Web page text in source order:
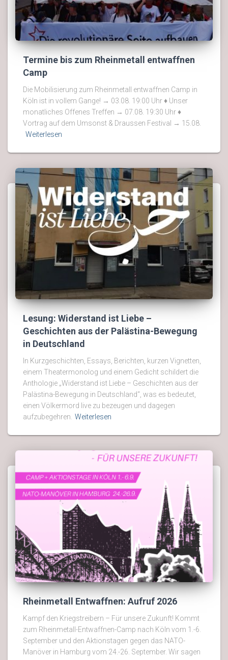
Termine bis zum Rheinmetall entwaffnen
Camp
Die Mobilisierung zum Rheinmetall entwaffnen Camp in
Köln ist in vollem Gange! → 03.08. 19:00 Uhr ♦ Unser
monatliches Offenes Treffen → 07.08. 19:30 Uhr ♦
Vortrag auf dem Umsonst & Draussen Festival → 15.08.
Weiterlesen
Lesung: Widerstand ist Liebe –
Geschichten aus der Palästina-Bewegung
in Deutschland
In Kurzgeschichten, Essays, Berichten, kurzen Vignetten,
einem Theatermonolog und einem Gedicht schildert die
Anthologie „Widerstand ist Liebe – Geschichten aus der
Palästina-Bewegung in Deutschland“, was es bedeutet,
einen Völkermord live zu bezeugen und dagegen
aufzubegehren. Weiterlesen
Rheinmetall Entwaffnen: Aufruf 2026
Kampf den Kriegstreibern – Für unsere Zukunft! Kommt
zum Rheinmetall-Entwaffnen-Camp nach Köln vom 1.-6.
September und den Aktionstagen gegen das NATO-
Manöver in Hamburg vom 24.-26. September. Wir sagen